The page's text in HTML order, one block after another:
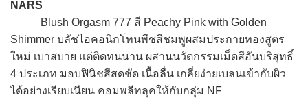
NARS
Blush Orgasm 777 สี Peachy Pink with Golden
Shimmer บลัชไอคอนิกโทนพีชสีชมพูผสมประกายทองสูตร
ใหม่ เบาสบาย แต่ติดทนนาน ผสานนวัตกรรมเม็ดสีอันบริสุทธิ์
4 ประเภท มอบฟินิชสีสดชัด เนื้อลื่น เกลี่ยง่ายเบลนเข้ากับผิว
ได้อย่างเรียบเนียน คอมพลีทลุคให้กับกลุ่ม NF